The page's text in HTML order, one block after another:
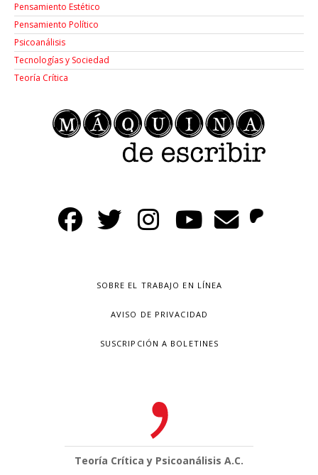
Pensamiento Estético
Pensamiento Político
Psicoanálisis
Tecnologías y Sociedad
Teoría Crítica
SOBRE EL TRABAJO EN LÍNEA
AVISO DE PRIVACIDAD
SUSCRIPCIÓN A BOLETINES
Teoría Crítica y Psicoanálisis A.C.